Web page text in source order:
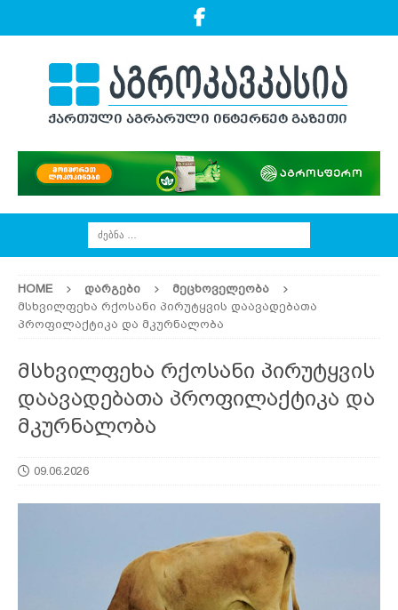
HOME ᲓᲐᲠᲒᲔᲑᲘ
ᲛᲔᲪᲮᲝᲕᲔᲚᲔᲝᲑᲐ
მსხვილფეხა რქოსანი პირუტყვის დაავადებათა
პროფილაქტიკა და მკურნალობა
მსხვილფეხა რქოსანი პირუტყვის
დაავადებათა პროფილაქტიკა და
მკურნალობა
09.06.2026